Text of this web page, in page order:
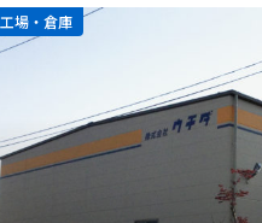
工場・倉庫